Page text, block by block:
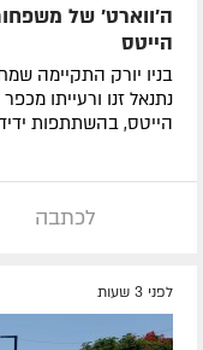
ה'ווארט' של
הייטס
בניו יורק התקיימה
נתנאל זנו ורעייתו
הייטס, בהשתתפות
לכתבה
לפני 3 שעות